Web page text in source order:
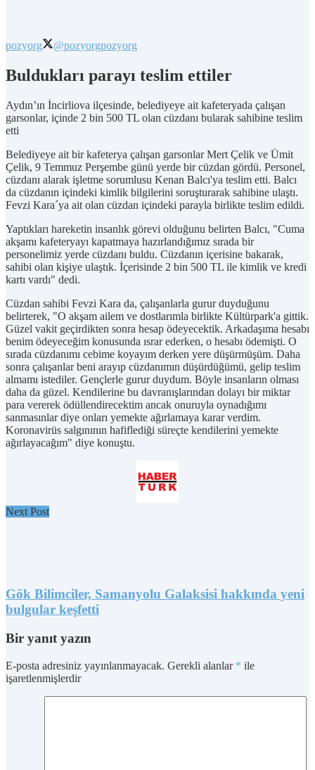
pozyorg @pozyorgpozyorg
Buldukları parayı teslim ettiler
Aydın’ın İncirliova ilçesinde, belediyeye ait kafeteryada çalışan
garsonlar, içinde 2 bin 500 TL olan cüzdanı bularak sahibine teslim
etti
Belediyeye ait bir kafeterya çalışan garsonlar Mert Çelik ve Ümit
Çelik, 9 Temmuz Perşembe günü yerde bir cüzdan gördü. Personel,
cüzdanı alarak işletme sorumlusu Kenan Balcı'ya teslim etti. Balcı
da cüzdanın içindeki kimlik bilgilerini soruşturarak sahibine ulaştı.
Fevzi Kara´ya ait olan cüzdan içindeki parayla birlikte teslim edildi.
Yaptıkları hareketin insanlık görevi olduğunu belirten Balcı, "Cuma
akşamı kafeteryayı kapatmaya hazırlandığımız sırada bir
personelimiz yerde cüzdanı buldu. Cüzdanın içerisine bakarak,
sahibi olan kişiye ulaştık. İçerisinde 2 bin 500 TL ile kimlik ve kredi
kartı vardı" dedi.
Cüzdan sahibi Fevzi Kara da, çalışanlarla gurur duyduğunu
belirterek, "O akşam ailem ve dostlarımla birlikte Kültürpark'a gittik.
Güzel vakit geçirdikten sonra hesap ödeyecektik. Arkadaşıma hesabı
benim ödeyeceğim konusunda ısrar ederken, o hesabı ödemişti. O
sırada cüzdanımı cebime koyayım derken yere düşürmüşüm. Daha
sonra çalışanlar beni arayıp cüzdanımın düşürdüğümü, gelip teslim
almamı istediler. Gençlerle gurur duydum. Böyle insanların olması
daha da güzel. Kendilerine bu davranışlarından dolayı bir miktar
para vererek ödüllendirecektim ancak onuruyla oynadığımı
sanmasınlar diye onları yemekte ağırlamaya karar verdim.
Koronavirüs salgınının hafiflediği süreçte kendilerini yemekte
ağırlayacağım" diye konuştu.
Next Post
Gök Bilimciler, Samanyolu Galaksisi hakkında yeni
bulgular keşfetti
Bir yanıt yazın
E-posta adresiniz yayınlanmayacak. Gerekli alanlar * ile
işaretlenmişlerdir